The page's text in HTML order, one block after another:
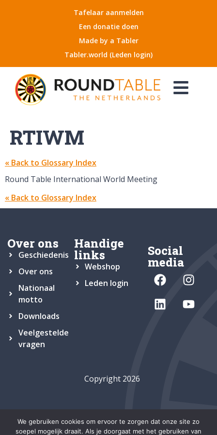
Tafelaar aanmelden
Een donatie doen
Made by a Tabler
Tabler.world (Leden login)
RTIWM
« Back to Glossary Index
Round Table International World Meeting
« Back to Glossary Index
Over ons
Geschiedenis
Over ons
Nationaal
motto
Downloads
Veelgestelde
vragen
Handige
links
Webshop
Leden login
Social
media
Copyright 2026
We gebruiken cookies om ervoor te zorgen dat onze site zo
soepel mogelijk draait. Als je doorgaat met het gebruiken van